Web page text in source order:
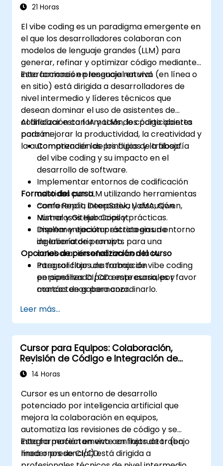
21 Horas
El vibe coding es un paradigma emergente en
el que los desarrolladores colaboran con
modelos de lenguaje grandes (LLM) para
generar, refinar y optimizar código mediante
interacciones en lenguaje natural.
Esta formación presencial en vivo (en línea o
en sitio) está dirigida a desarrolladores de
nivel intermedio y líderes técnicos que
desean dominar el uso de asistentes de
codificación con IA y LLMs de código abierto
para mejorar la productividad, la creatividad y
la automatización de los flujos de trabajo.
Al finalizar esta formación, los participantes
podrán:
Comprender los principios y la filosofía
del vibe coding y su impacto en el
desarrollo de software.
Implementar entornos de codificación
asistidos por LLM utilizando herramientas
como Replit, DeepSeek, LlaMA, Qwen,
Mistral y GitHub Copilot.
Diseñar y ejecutar estrategias de
ingeniería de prompts para una
colaboración efectiva con la IA.
Integrar flujos de trabajo de vibe coding
en pipelines CI/CD empresariales y
marcos de gobernanza.
Formato del curso
Conferencia interactiva y discusión.
Numerosos ejercicios y prácticas.
Implementación práctica en un entorno
de laboratorio en vivo.
Opciones de personalización del curso
Para solicitar una formación
personalizada para este curso, por favor
contáctenos para coordinarlo.
Leer más...
Cursor para Equipos: Colaboración,
Revisión de Código e Integración de
CI/CD14 Horas
Cursor es un entorno de desarrollo
potenciado por inteligencia artificial que
mejora la colaboración en equipos,
automatiza las revisiones de código y se
integra perfectamente en flujos de trabajo
modernos de CI/CD.
Esta formación en vivo con instructor (en
línea o presencial) está dirigida a